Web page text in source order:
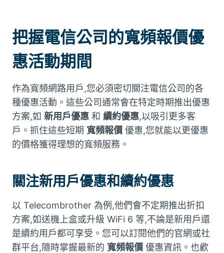
把握電信公司的寬頻報價優
惠活動期間
作為寬頻網路用戶,您必須密切關注電信公司的各
種優惠活動。這些公司通常會在特定時期推出優惠
方案,如 新用戶優惠 和 續約優惠,以吸引更多客
戶。抓住這些短期 寬頻報價 優惠,您就能以更優惠
的價格獲得理想的寬頻服務。
關注新用戶優惠和續約優惠
以 Telecombrother 為例,他們會不定期推出折扣
方案,如送機上盒或升級 WiFi 6 等,不論是新用戶還
是續約用戶都可享受。您可以訂閱他們的官網或社
群平台,隨時掌握最新的 寬頻報價 優惠資訊。也歡